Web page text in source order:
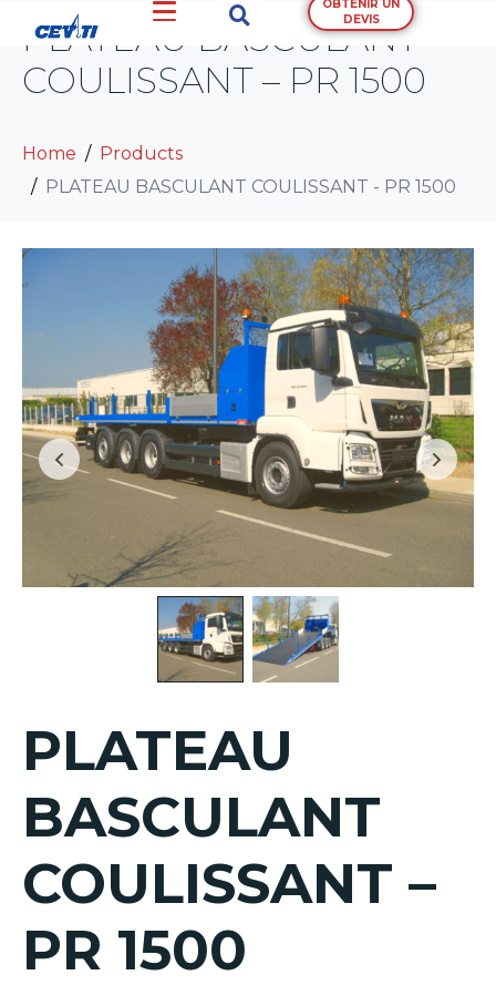
OBTENIR UN
DEVIS
PLATEAU BASCULANT
COULISSANT – PR 1500
Home
Products
PLATEAU BASCULANT COULISSANT - PR 1500
PLATEAU
BASCULANT
COULISSANT –
PR 1500